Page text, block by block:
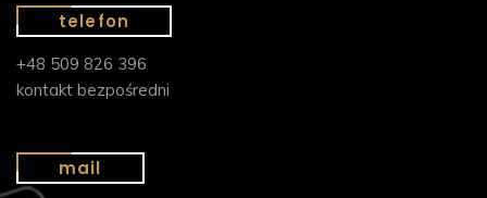
telefon
+48 509 826 396
kontakt bezpośredni
mail